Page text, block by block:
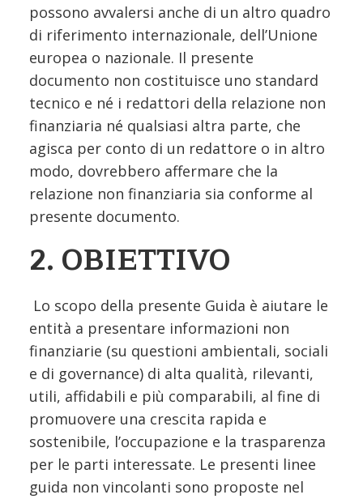
possono avvalersi anche di un altro quadro
di riferimento internazionale, dell’Unione
europea o nazionale. Il presente
documento non costituisce uno standard
tecnico e né i redattori della relazione non
finanziaria né qualsiasi altra parte, che
agisca per conto di un redattore o in altro
modo, dovrebbero affermare che la
relazione non finanziaria sia conforme al
presente documento.
2. OBIETTIVO
Lo scopo della presente Guida è aiutare le
entità a presentare informazioni non
finanziarie (su questioni ambientali, sociali
e di governance) di alta qualità, rilevanti,
utili, affidabili e più comparabili, al fine di
promuovere una crescita rapida e
sostenibile, l’occupazione e la trasparenza
per le parti interessate. Le presenti linee
guida non vincolanti sono proposte nel